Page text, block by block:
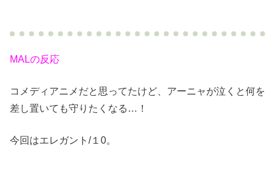
MALの反応
コメディアニメだと思ってたけど、アーニャが泣くと何を
差し置いても守りたくなる…！
今回はエレガント/１0。